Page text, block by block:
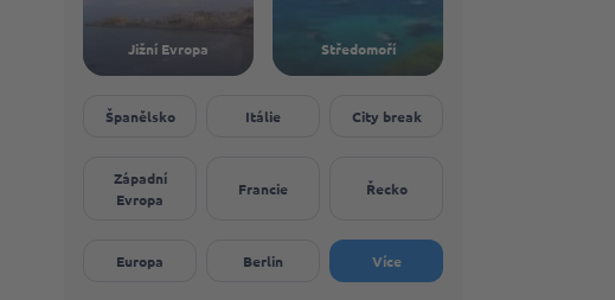
Jižní Evropa Středomoří
Španělsko Itálie City break
Západní
Evropa
Francie Řecko
Europa Berlin Více